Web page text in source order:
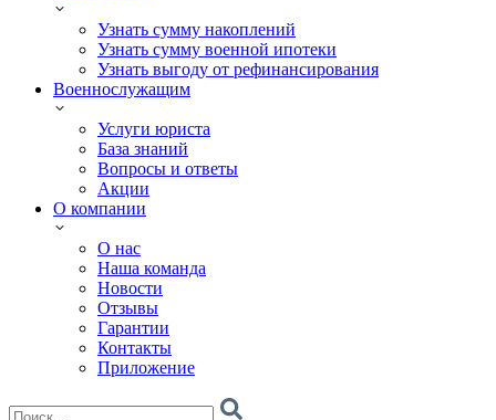
Узнать сумму накоплений
Узнать сумму военной ипотеки
Узнать выгоду от рефинансирования
Военнослужащим
Услуги юриста
База знаний
Вопросы и ответы
Акции
О компании
О нас
Наша команда
Новости
Отзывы
Гарантии
Контакты
Приложение